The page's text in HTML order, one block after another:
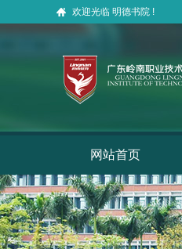
欢迎光临 明德书院 !
网站首页